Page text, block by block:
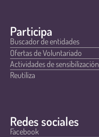
Participa
Buscador de entidades
Ofertas de Voluntariado
Actividades de sensibilización
Reutiliza
Redes sociales
Facebook